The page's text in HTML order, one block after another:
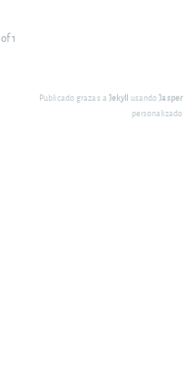
1
Publicado grazas a Jekyll usandoJasper
personalizado